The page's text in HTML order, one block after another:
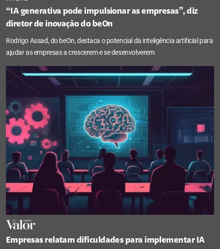
“IA generativa pode impulsionar as empresas”, diz
diretor de inovação do beOn
Rodrigo Assad, do beOn, destaca o potencial da inteligência artificial para
ajudar as empresas a crescerem e se desenvolverem
Empresas relatam dificuldades para implementar IA